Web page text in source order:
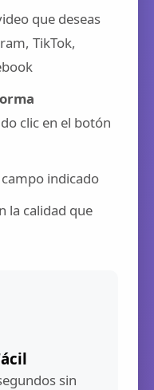
que deseas
TikTok,
clic en el botón
campo indicado
la calidad que
sin